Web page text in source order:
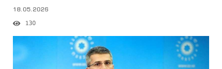
18.05.2026
130